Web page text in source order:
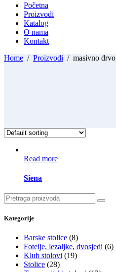
Početna
Proizvodi
Katalog
O nama
Kontakt
Home / Proizvodi / masivno drvo
Read more
Siena
Search
for:
Kategorije
Barske stolice (8)
Fotelje, lezaljke, dvosjedi (6)
Klub stolovi (19)
Stolice (28)